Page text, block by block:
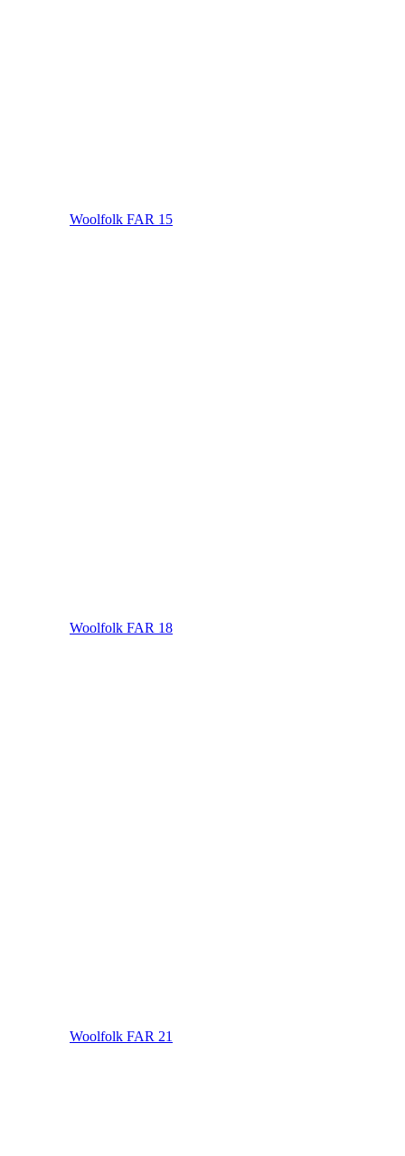
Woolfolk FAR 15
Woolfolk FAR 18
Woolfolk FAR 21